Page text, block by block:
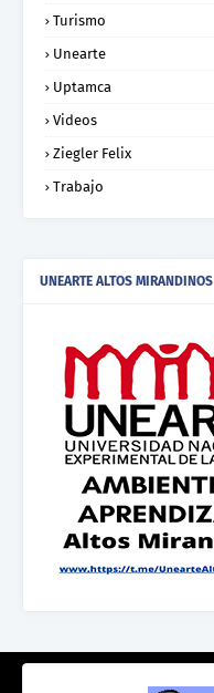
Turismo
Unearte
Uptamca
Videos
Ziegler Felix
Trabajo
UNEARTE ALTOS MIRANDINOS